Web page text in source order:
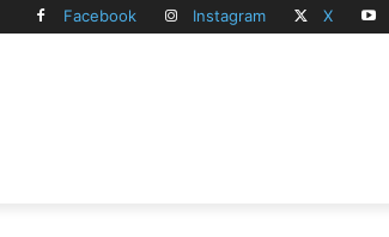
Facebook Instagram X